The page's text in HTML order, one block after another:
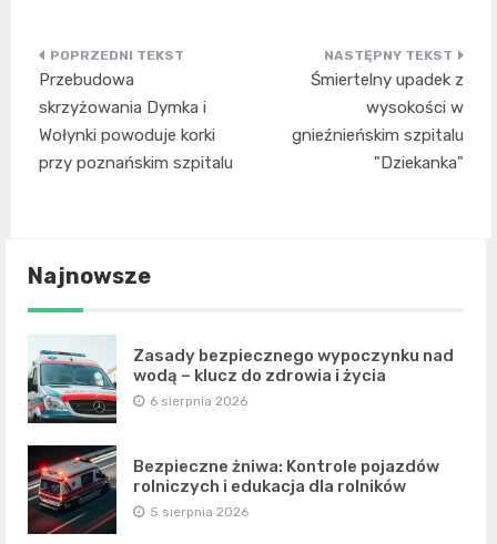
Nawigacja
wpisu
Przebudowa
skrzyżowania Dymka i
Wołynki powoduje korki
przy poznańskim szpitalu
Śmiertelny upadek z
wysokości w
gnieźnieńskim szpitalu
"Dziekanka"
Najnowsze
Zasady bezpiecznego wypoczynku nad
wodą – klucz do zdrowia i życia
6 sierpnia 2026
Bezpieczne żniwa: Kontrole pojazdów
rolniczych i edukacja dla rolników
5 sierpnia 2026